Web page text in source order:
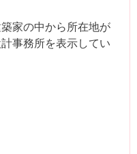
家の中から所在地が
事務所を表示してい